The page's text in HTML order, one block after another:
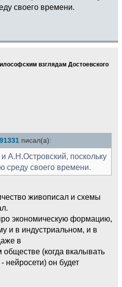
своего времени.
взглядам Достоевского
писал(а):
А.Н.Островский, поскольку
среду своего времени.
живописал и схемы
экономическую формацию,
и в индустриальном, и в
в
обществе (когда вкалывать
нейросети) он будет